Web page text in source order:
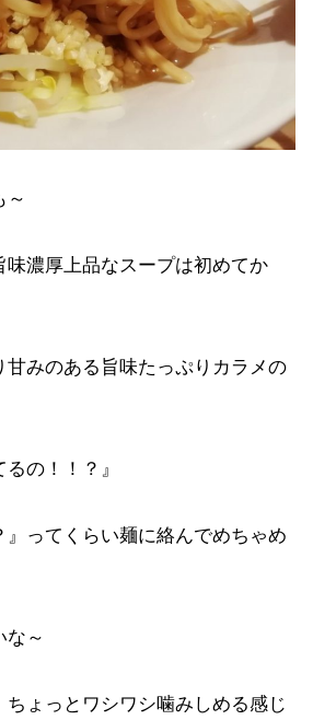
～
味濃厚上品なスープは初めてか
甘みのある旨味たっぷりカラメの
の！！？』
』ってくらい麺に絡んでめちゃめ
な～
ょっとワシワシ噛みしめる感じ